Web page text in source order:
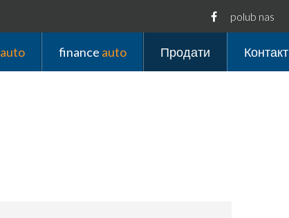
polub nas
auto finance auto Продати Контакт